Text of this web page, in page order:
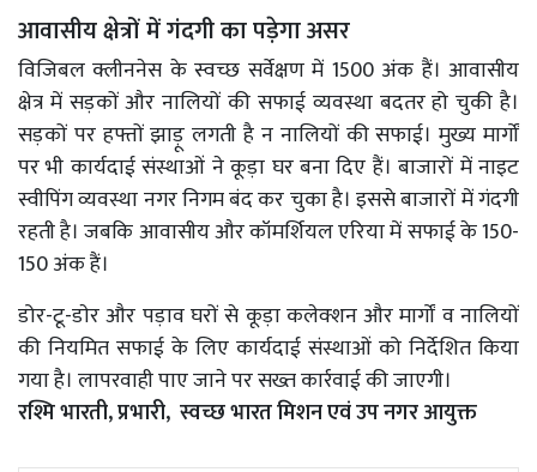
आवासीय क्षेत्रों में गंदगी का पड़ेगा असर
विजिबल क्लीननेस के स्वच्छ सर्वेक्षण में 1500 अंक हैं। आवासीय
क्षेत्र में सड़कों और नालियों की सफाई व्यवस्था बदतर हो चुकी है।
सड़कों पर हफ्तों झाड़ू लगती है न नालियों की सफाई। मुख्य मार्गों
पर भी कार्यदाई संस्थाओं ने कूड़ा घर बना दिए हैं। बाजारों में नाइट
स्वीपिंग व्यवस्था नगर निगम बंद कर चुका है। इससे बाजारों में गंदगी
रहती है। जबकि आवासीय और कॉमर्शियल एरिया में सफाई के 150-
150 अंक हैं।
डोर-टू-डाेर और पड़ाव घरों से कूड़ा कलेक्शन और मार्गों व नालियों
की नियमित सफाई के लिए कार्यदाई संस्थाओं को निर्देशित किया
गया है। लापरवाही पाए जाने पर सख्त कार्रवाई की जाएगी।
रश्मि भारती, प्रभारी, स्वच्छ भारत मिशन एवं उप नगर आयुक्त